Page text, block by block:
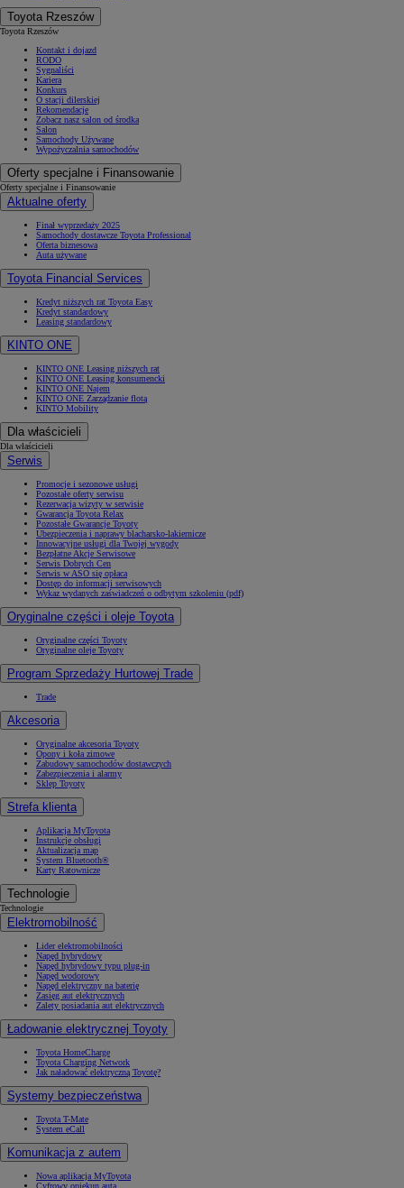
Toyota Rzeszów
Toyota Rzeszów
Kontakt i dojazd
RODO
Sygnaliści
Kariera
Konkurs
O stacji dilerskiej
Rekomendacje
Zobacz nasz salon od środka
Salon
Samochody Używane
Wypożyczalnia samochodów
Oferty specjalne i Finansowanie
Oferty specjalne i Finansowanie
Aktualne oferty
Finał wyprzedaży 2025
Samochody dostawcze Toyota Professional
Oferta biznesowa
Auta używane
Toyota Financial Services
Kredyt niższych rat Toyota Easy
Kredyt standardowy
Leasing standardowy
KINTO ONE
KINTO ONE Leasing niższych rat
KINTO ONE Leasing konsumencki
KINTO ONE Najem
KINTO ONE Zarządzanie flotą
KINTO Mobility
Dla właścicieli
Dla właścicieli
Serwis
Promocje i sezonowe usługi
Pozostałe oferty serwisu
Rezerwacja wizyty w serwisie
Gwarancja Toyota Relax
Pozostałe Gwarancje Toyoty
Ubezpieczenia i naprawy blacharsko-lakiernicze
Innowacyjne usługi dla Twojej wygody
Bezpłatne Akcje Serwisowe
Serwis Dobrych Cen
Serwis w ASO się opłaca
Dostęp do informacji serwisowych
Wykaz wydanych zaświadczeń o odbytym szkoleniu (pdf)
Oryginalne części i oleje Toyota
Oryginalne części Toyoty
Oryginalne oleje Toyoty
Program Sprzedaży Hurtowej Trade
Trade
Akcesoria
Oryginalne akcesoria Toyoty
Opony i koła zimowe
Zabudowy samochodów dostawczych
Zabezpieczenia i alarmy
Sklep Toyoty
Strefa klienta
Aplikacja MyToyota
Instrukcje obsługi
Aktualizacja map
System Bluetooth®
Karty Ratownicze
Technologie
Technologie
Elektromobilność
Lider elektromobilności
Napęd hybrydowy
Napęd hybrydowy typu plug-in
Napęd wodorowy
Napęd elektryczny na baterię
Zasięg aut elektrycznych
Zalety posiadania aut elektrycznych
Ładowanie elektrycznej Toyoty
Toyota HomeCharge
Toyota Charging Network
Jak naładować elektryczną Toyotę?
Systemy bezpieczeństwa
Toyota T-Mate
System eCall
Komunikacja z autem
Nowa aplikacja MyToyota